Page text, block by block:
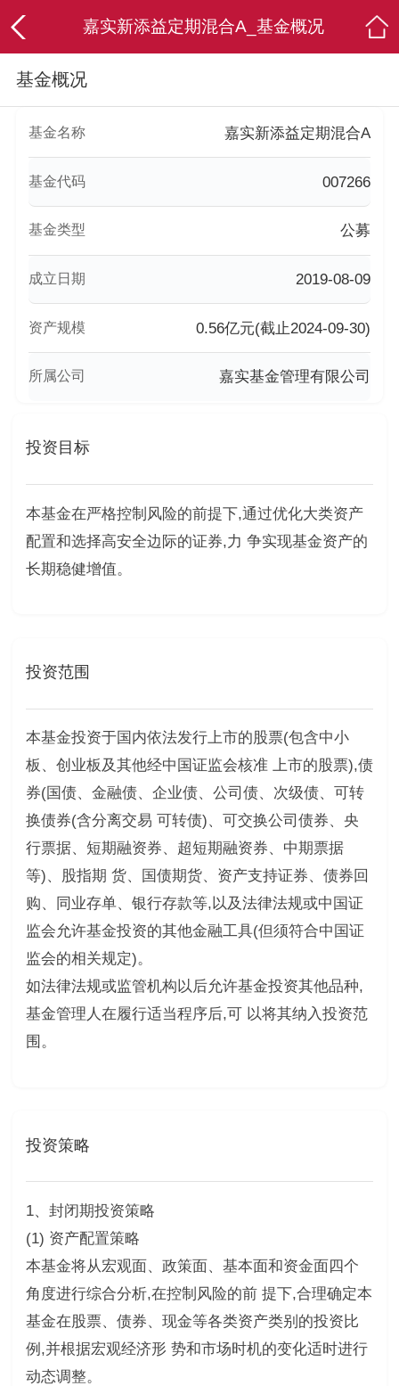
嘉实新添益定期混合A_基金概况
基金概况
基金名称 嘉实新添益定期混合A
基金代码 007266
基金类型 公募
成立日期 2019-08-09
资产规模 0.56亿元(截止2024-09-30)
所属公司 嘉实基金管理有限公司
投资目标
本基金在严格控制风险的前提下,通过优化大类资产
配置和选择高安全边际的证券,力 争实现基金资产的
长期稳健增值。
投资范围
本基金投资于国内依法发行上市的股票(包含中小
板、创业板及其他经中国证监会核准 上市的股票),债
券(国债、金融债、企业债、公司债、次级债、可转
换债券(含分离交易 可转债)、可交换公司债券、央
行票据、短期融资券、超短期融资券、中期票据
等)、股指期 货、国债期货、资产支持证券、债券回
购、同业存单、银行存款等,以及法律法规或中国证
监会允许基金投资的其他金融工具(但须符合中国证
监会的相关规定)。
如法律法规或监管机构以后允许基金投资其他品种,
基金管理人在履行适当程序后,可 以将其纳入投资范
围。
投资策略
1、封闭期投资策略
(1) 资产配置策略
本基金将从宏观面、政策面、基本面和资金面四个
角度进行综合分析,在控制风险的前 提下,合理确定本
基金在股票、债券、现金等各类资产类别的投资比
例,并根据宏观经济形 势和市场时机的变化适时进行
动态调整。